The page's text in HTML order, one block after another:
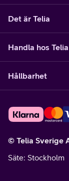
Det är Telia
Handla hos Telia
Hållbarhet
© Telia Sverige
Säte: Stockholm